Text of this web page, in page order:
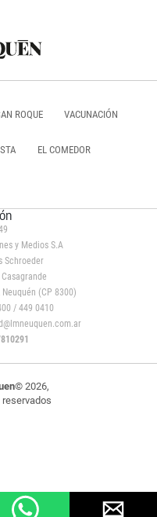
ROQUE VACUNACIÓN
EL COMEDOR
y Medios S.A
Schroeder
(CP 8300)
/ 449 0410
© 2026,